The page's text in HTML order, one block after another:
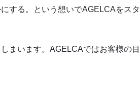
する。という想いでAGELCAをス
まいます。AGELCAではお客様の